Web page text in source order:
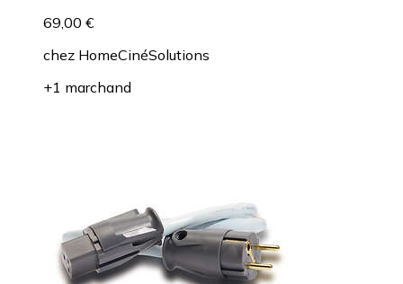
69,00 €
chez HomeCinéSolutions
+1 marchand